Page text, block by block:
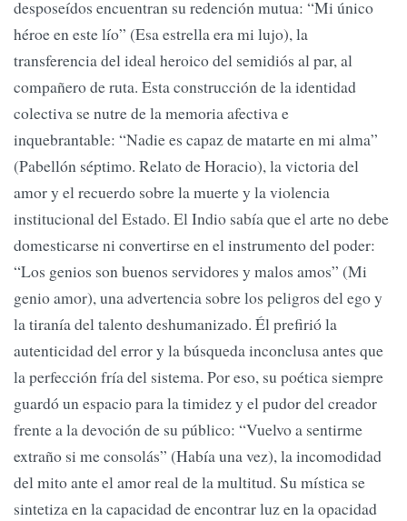
desposeídos encuentran su redención mutua: “Mi único
héroe en este lío” (Esa estrella era mi lujo), la
transferencia del ideal heroico del semidiós al par, al
compañero de ruta. Esta construcción de la identidad
colectiva se nutre de la memoria afectiva e
inquebrantable: “Nadie es capaz de matarte en mi alma”
(Pabellón séptimo. Relato de Horacio), la victoria del
amor y el recuerdo sobre la muerte y la violencia
institucional del Estado. El Indio sabía que el arte no debe
domesticarse ni convertirse en el instrumento del poder:
“Los genios son buenos servidores y malos amos” (Mi
genio amor), una advertencia sobre los peligros del ego y
la tiranía del talento deshumanizado. Él prefirió la
autenticidad del error y la búsqueda inconclusa antes que
la perfección fría del sistema. Por eso, su poética siempre
guardó un espacio para la timidez y el pudor del creador
frente a la devoción de su público: “Vuelvo a sentirme
extraño si me consolás” (Había una vez), la incomodidad
del mito ante el amor real de la multitud. Su mística se
sintetiza en la capacidad de encontrar luz en la opacidad